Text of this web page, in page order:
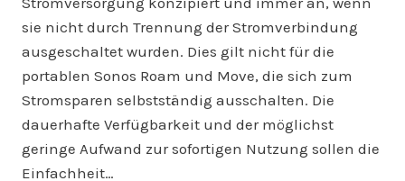
sie nicht durch Trennung der Stromverbindung
ausgeschaltet wurden. Dies gilt nicht für die
portablen Sonos Roam und Move, die sich zum
Stromsparen selbstständig ausschalten. Die
dauerhafte Verfügbarkeit und der möglichst
geringe Aufwand zur sofortigen Nutzung sollen die
Einfachheit…